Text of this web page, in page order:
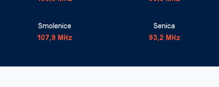
Smolenice
107,9 MHz
Senica
93,2 MHz